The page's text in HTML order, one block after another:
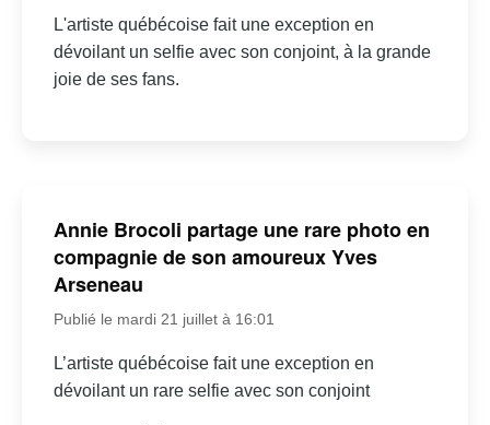
L'artiste québécoise fait une exception en
dévoilant un selfie avec son conjoint, à la grande
joie de ses fans.
Annie Brocoli partage une rare photo en
compagnie de son amoureux Yves
Arseneau
Publié le mardi 21 juillet à 16:01
L’artiste québécoise fait une exception en
dévoilant un rare selfie avec son conjoint